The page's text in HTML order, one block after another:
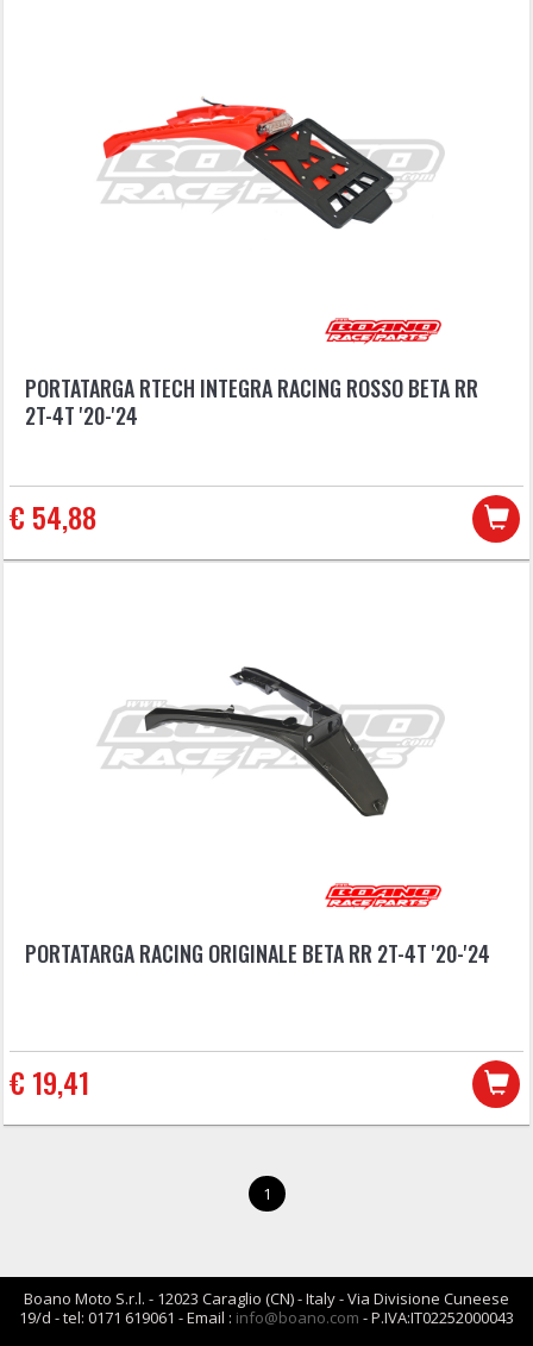
PORTATARGA RTECH INTEGRA RACING ROSSO BETA RR
2T-4T '20-'24
€ 54,88
PORTATARGA RACING ORIGINALE BETA RR 2T-4T '20-'24
€ 19,41
1
Boano Moto S.r.l. - 12023 Caraglio (CN) - Italy - Via Divisione Cuneese
19/d - tel: 0171 619061 - Email : info@boano.com - P.IVA:IT02252000043